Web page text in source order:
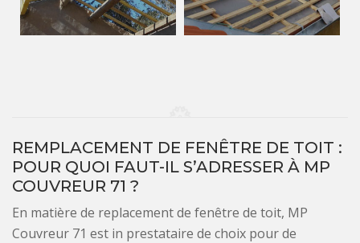
REMPLACEMENT DE FENÊTRE DE TOIT :
POUR QUOI FAUT-IL S’ADRESSER À MP
COUVREUR 71 ?
En matière de replacement de fenêtre de toit, MP
Couvreur 71 est in prestataire de choix pour de